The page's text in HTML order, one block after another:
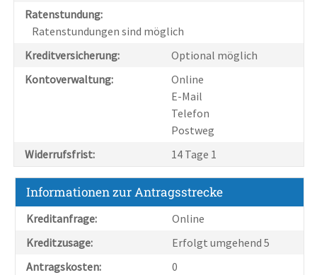
Ratenstundung:
Ratenstundungen sind möglich
Kreditversicherung:
Optional möglich
Kontoverwaltung:
Online
E-Mail
Telefon
Postweg
Widerrufsfrist:
14 Tage 1
Informationen zur Antragsstrecke
Kreditanfrage:
Online
Kreditzusage:
Erfolgt umgehend 5
Antragskosten:
0